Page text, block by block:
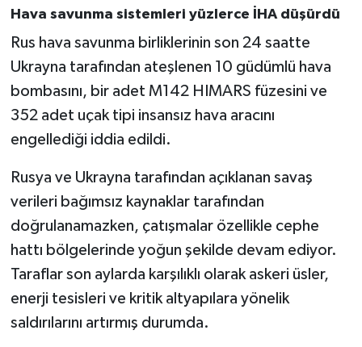
Hava savunma sistemleri yüzlerce İHA düşürdü
Rus hava savunma birliklerinin son 24 saatte
Ukrayna tarafından ateşlenen 10 güdümlü hava
bombasını, bir adet M142 HIMARS füzesini ve
352 adet uçak tipi insansız hava aracını
engellediği iddia edildi.
Rusya ve Ukrayna tarafından açıklanan savaş
verileri bağımsız kaynaklar tarafından
doğrulanamazken, çatışmalar özellikle cephe
hattı bölgelerinde yoğun şekilde devam ediyor.
Taraflar son aylarda karşılıklı olarak askeri üsler,
enerji tesisleri ve kritik altyapılara yönelik
saldırılarını artırmış durumda.